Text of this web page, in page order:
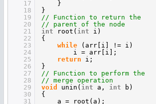
17
18
19
20
21
22
23
24
25
26
27
28
29
30
31
}
}
// Function to return the
// parent of the node
int
root( int
i)
{
while
(arr[i] != i)
i = arr[i];
return
i;
}
// Function to perform the
// merge operation
void
unin( int a, int
b)
{
a = root(a);